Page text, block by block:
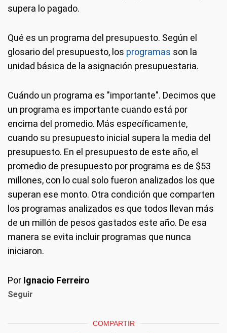
supera lo pagado.
Qué es un programa del presupuesto. Según el
glosario del presupuesto, los programas son la
unidad básica de la asignación presupuestaria.
Cuándo un programa es "importante". Decimos que
un programa es importante cuando está por
encima del promedio. Más específicamente,
cuando su presupuesto inicial supera la media del
presupuesto. En el presupuesto de este año, el
promedio de presupuesto por programa es de $53
millones, con lo cual solo fueron analizados los que
superan ese monto. Otra condición que comparten
los programas analizados es que todos llevan más
de un millón de pesos gastados este año. De esa
manera se evita incluir programas que nunca
iniciaron.
Por Ignacio Ferreiro
Seguir
COMPARTIR